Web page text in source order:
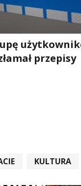
przepisy
KULTURA